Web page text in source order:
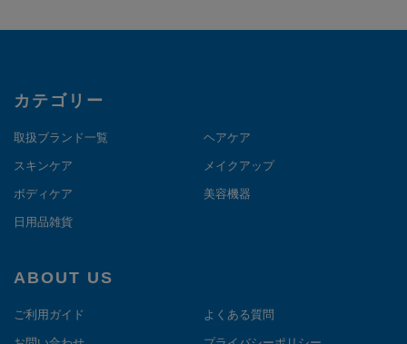
カテゴリー
取扱ブランド一覧 ヘアケア
スキンケア メイクアップ
ボディケア 美容機器
日用品雑貨
ABOUT US
ご利用ガイド よくある質問